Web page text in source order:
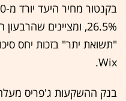
26.5%, ומציינים
"תשואת יתר" בזכות יחס
Wix.
בנק ההשקעות ג'פריס